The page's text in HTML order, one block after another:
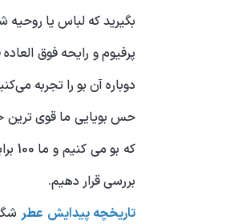
بگیرید که لباس یا روحیه
پرفیوم و رایحه فوق
دوباره آن بو را تجربه
بررسی قرار دهیم.
تاریخچه پیدایش عطر